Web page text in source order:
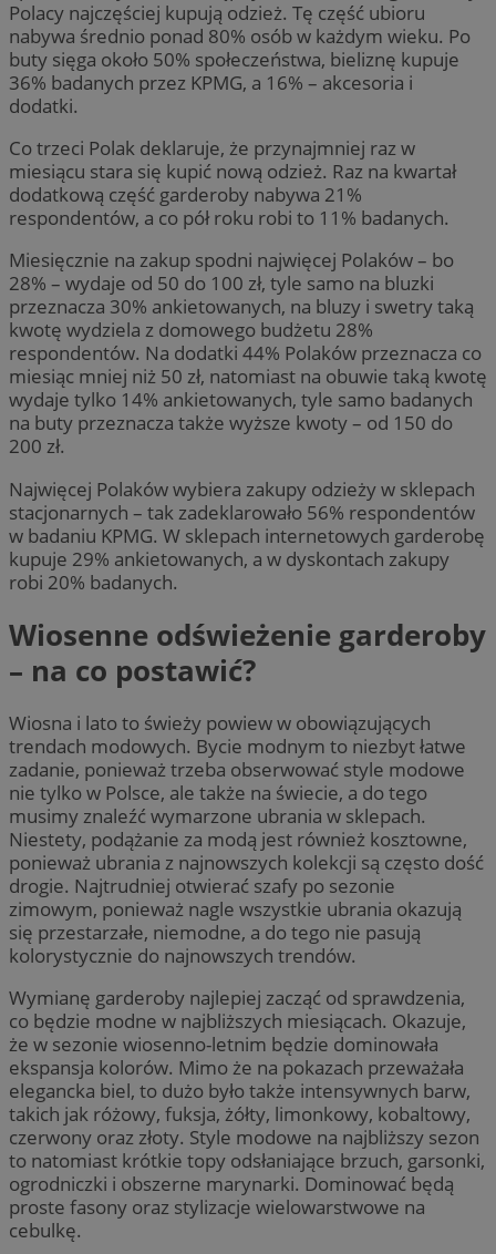
Polacy najczęściej kupują odzież. Tę część ubioru
nabywa średnio ponad 80% osób w każdym wieku. Po
buty sięga około 50% społeczeństwa, bieliznę kupuje
36% badanych przez KPMG, a 16% – akcesoria i
dodatki.
Co trzeci Polak deklaruje, że przynajmniej raz w
miesiącu stara się kupić nową odzież. Raz na kwartał
dodatkową część garderoby nabywa 21%
respondentów, a co pół roku robi to 11% badanych.
Miesięcznie na zakup spodni najwięcej Polaków – bo
28% – wydaje od 50 do 100 zł, tyle samo na bluzki
przeznacza 30% ankietowanych, na bluzy i swetry taką
kwotę wydziela z domowego budżetu 28%
respondentów. Na dodatki 44% Polaków przeznacza co
miesiąc mniej niż 50 zł, natomiast na obuwie taką kwotę
wydaje tylko 14% ankietowanych, tyle samo badanych
na buty przeznacza także wyższe kwoty – od 150 do
200 zł.
Najwięcej Polaków wybiera zakupy odzieży w sklepach
stacjonarnych – tak zadeklarowało 56% respondentów
w badaniu KPMG. W sklepach internetowych garderobę
kupuje 29% ankietowanych, a w dyskontach zakupy
robi 20% badanych.
Wiosenne odświeżenie garderoby
– na co postawić?
Wiosna i lato to świeży powiew w obowiązujących
trendach modowych. Bycie modnym to niezbyt łatwe
zadanie, ponieważ trzeba obserwować style modowe
nie tylko w Polsce, ale także na świecie, a do tego
musimy znaleźć wymarzone ubrania w sklepach.
Niestety, podążanie za modą jest również kosztowne,
ponieważ ubrania z najnowszych kolekcji są często dość
drogie. Najtrudniej otwierać szafy po sezonie
zimowym, ponieważ nagle wszystkie ubrania okazują
się przestarzałe, niemodne, a do tego nie pasują
kolorystycznie do najnowszych trendów.
Wymianę garderoby najlepiej zacząć od sprawdzenia,
co będzie modne w najbliższych miesiącach. Okazuje,
że w sezonie wiosenno-letnim będzie dominowała
ekspansja kolorów. Mimo że na pokazach przeważała
elegancka biel, to dużo było także intensywnych barw,
takich jak różowy, fuksja, żółty, limonkowy, kobaltowy,
czerwony oraz złoty. Style modowe na najbliższy sezon
to natomiast krótkie topy odsłaniające brzuch, garsonki,
ogrodniczki i obszerne marynarki. Dominować będą
proste fasony oraz stylizacje wielowarstwowe na
cebulkę.